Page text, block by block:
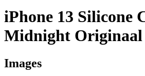
iPhone 13 Silicone
Midnight
Images